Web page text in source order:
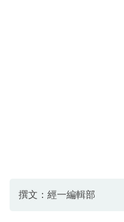
撰文：經一編輯部